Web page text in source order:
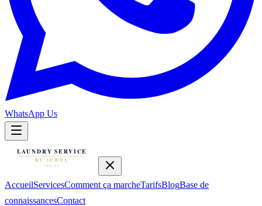
WhatsApp Us
AccueilServicesComment ça marcheTarifsBlogBase de
connaissancesContact